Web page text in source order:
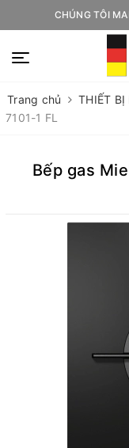
CHÚNG TÔI
Trang chủ THIẾT BỊ
7101-1 FL
Bếp gas